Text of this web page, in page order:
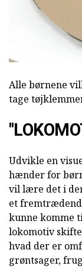
Alle børnene
tage
Udvikle en
hænder for
vil lære det i
et
kunne komme
lokomotiv
hvad der er
grøntsager,